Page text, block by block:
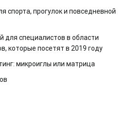
спорта, прогулок и повседневной
для специалистов в области
которые посетят в 2019 году
микроиглы или матрица